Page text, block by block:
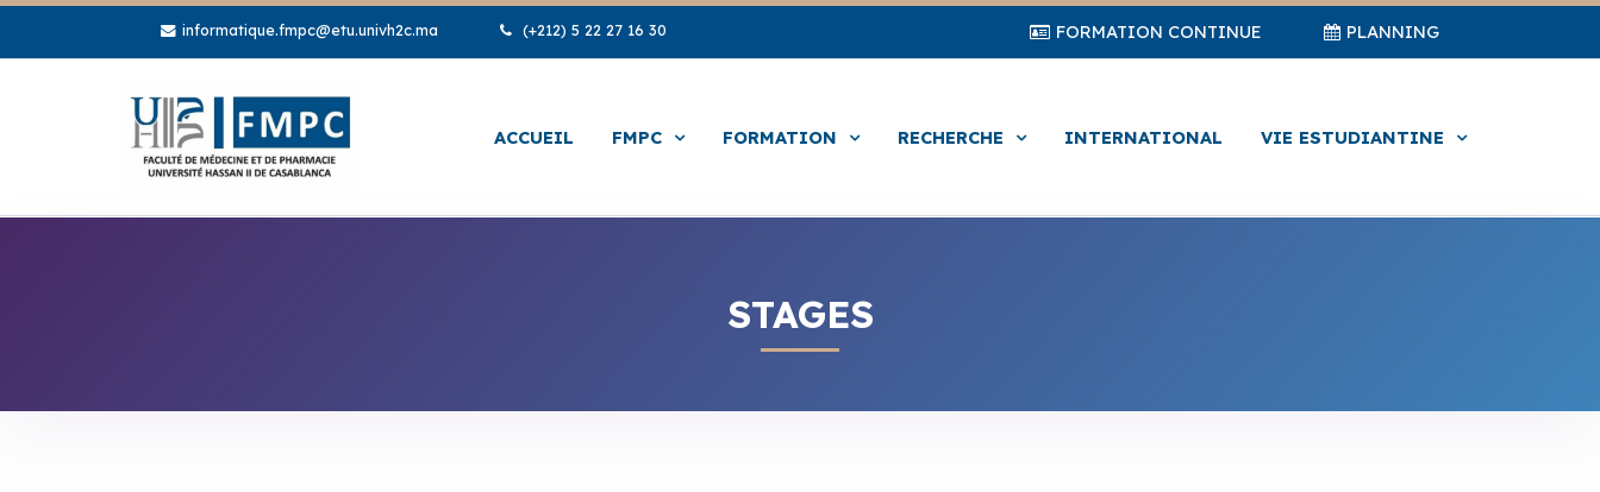
informatique.fmpc@etu.univh2c.ma (+212) 5 22 27 16 30 FORMATION CONTINUE PLANNING
ACCUEIL FMPC FORMATION RECHERCHE INTERNATIONAL VIE ESTUDIANTINE
STAGES